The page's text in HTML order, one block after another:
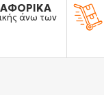
άνω των